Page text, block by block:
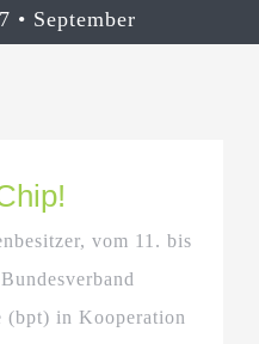
September
vom 11. bis
(bpt) in Kooperation